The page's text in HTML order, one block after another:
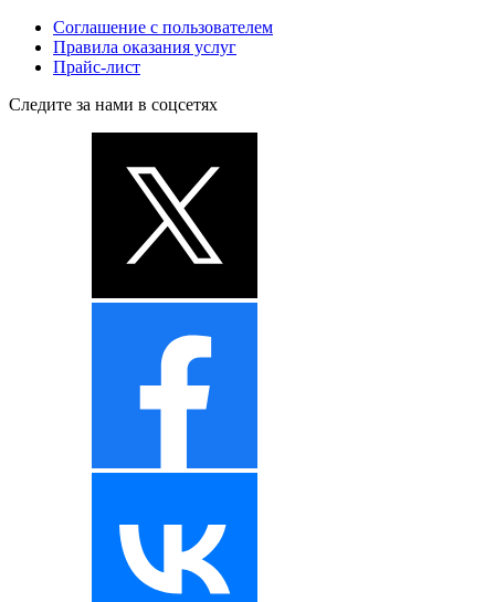
Соглашение с пользователем
Правила оказания услуг
Прайс-лист
Следите за нами в соцсетях